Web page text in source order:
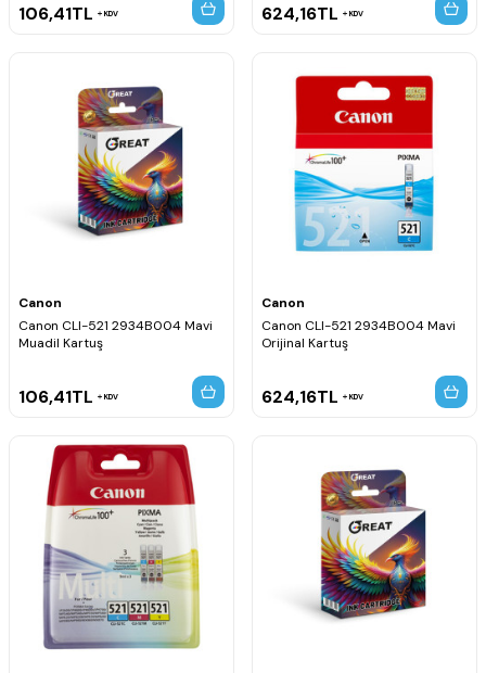
106,41TL KDV 624,16TL KDV
Canon
Canon CLI-521 2934B004 Mavi
Muadil Kartuş
106,41TL KDV
Canon
Canon CLI-521 2934B004 Mavi
Orijinal Kartuş
624,16TL KDV